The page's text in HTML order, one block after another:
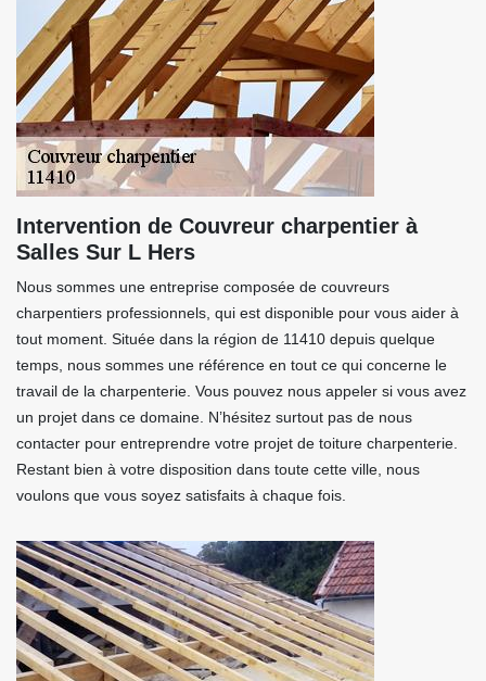
Intervention de Couvreur charpentier à
Salles Sur L Hers
Nous sommes une entreprise composée de couvreurs
charpentiers professionnels, qui est disponible pour vous aider à
tout moment. Située dans la région de 11410 depuis quelque
temps, nous sommes une référence en tout ce qui concerne le
travail de la charpenterie. Vous pouvez nous appeler si vous avez
un projet dans ce domaine. N’hésitez surtout pas de nous
contacter pour entreprendre votre projet de toiture charpenterie.
Restant bien à votre disposition dans toute cette ville, nous
voulons que vous soyez satisfaits à chaque fois.